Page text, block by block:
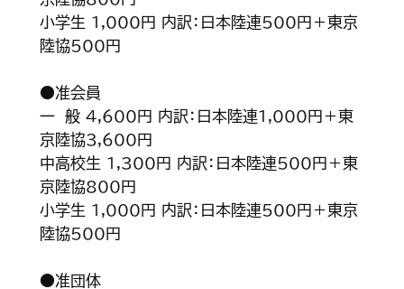
小学生 1,000円 内訳：日本陸連500円＋東京
陸協500円
●准会員
一 般 4,600円 内訳：日本陸連1,000円＋東
京陸協3,600円
中高校生 1,300円 内訳：日本陸連500円＋東
京陸協800円
小学生 1,000円 内訳：日本陸連500円＋東京
陸協500円
●准団体